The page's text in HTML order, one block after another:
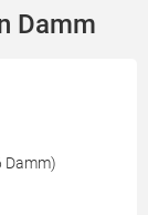
Damm
Damm)